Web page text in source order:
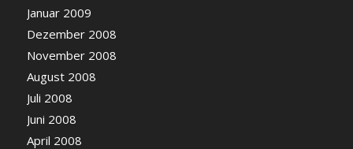
Januar 2009
Dezember 2008
November 2008
August 2008
Juli 2008
Juni 2008
April 2008